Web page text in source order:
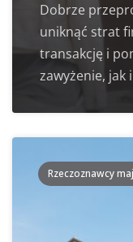
Dobrze
uniknąć strat
transakcję i
zawyżenie, jak
Rzeczoznawcy